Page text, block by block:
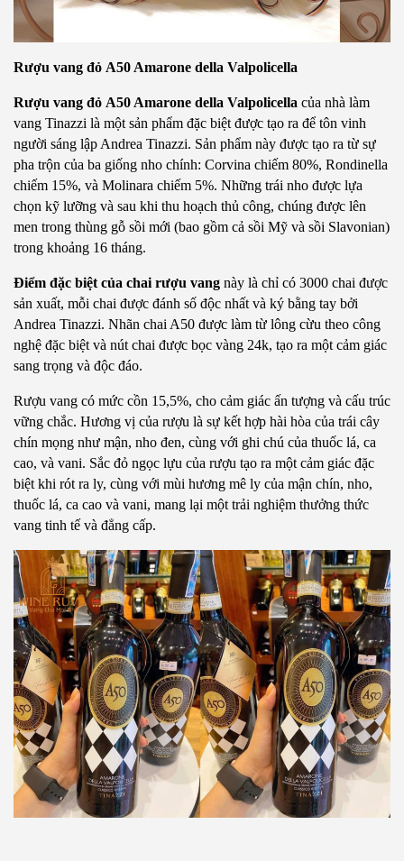
Rượu vang đỏ A50 Amarone della Valpolicella
Rượu vang đỏ A50 Amarone della Valpolicella của nhà làm
vang Tinazzi là một sản phẩm đặc biệt được tạo ra để tôn vinh
người sáng lập Andrea Tinazzi. Sản phẩm này được tạo ra từ sự
pha trộn của ba giống nho chính: Corvina chiếm 80%, Rondinella
chiếm 15%, và Molinara chiếm 5%. Những trái nho được lựa
chọn kỹ lưỡng và sau khi thu hoạch thủ công, chúng được lên
men trong thùng gỗ sồi mới (bao gồm cả sồi Mỹ và sồi Slavonian)
trong khoảng 16 tháng.
Điểm đặc biệt của chai rượu vang này là chỉ có 3000 chai được
sản xuất, mỗi chai được đánh số độc nhất và ký bằng tay bởi
Andrea Tinazzi. Nhãn chai A50 được làm từ lông cừu theo công
nghệ đặc biệt và nút chai được bọc vàng 24k, tạo ra một cảm giác
sang trọng và độc đáo.
Rượu vang có mức cồn 15,5%, cho cảm giác ấn tượng và cấu trúc
vững chắc. Hương vị của rượu là sự kết hợp hài hòa của trái cây
chín mọng như mận, nho đen, cùng với ghi chú của thuốc lá, ca
cao, và vani. Sắc đỏ ngọc lựu của rượu tạo ra một cảm giác đặc
biệt khi rót ra ly, cùng với mùi hương mê ly của mận chín, nho,
thuốc lá, ca cao và vani, mang lại một trải nghiệm thưởng thức
vang tinh tế và đẳng cấp.